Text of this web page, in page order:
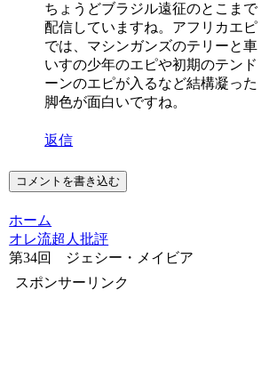
ちょうどブラジル遠征のとこまで
配信していますね。アフリカエピ
では、マシンガンズのテリーと車
いすの少年のエピや初期のテンド
ーンのエピが入るなど結構凝った
脚色が面白いですね。
返信
コメントを書き込む
ホーム
オレ流超人批評
第34回 ジェシー・メイビア
スポンサーリンク